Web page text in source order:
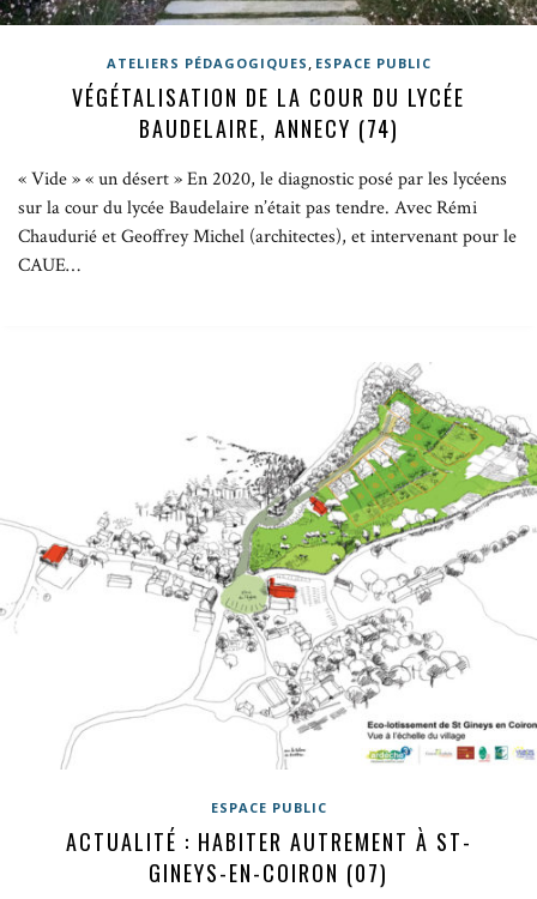
ATELIERS PÉDAGOGIQUES , ESPACE PUBLIC
VÉGÉTALISATION DE LA COUR DU LYCÉE
BAUDELAIRE, ANNECY (74)
« Vide » « un désert » En 2020, le diagnostic posé par les lycéens
sur la cour du lycée Baudelaire n’était pas tendre. Avec Rémi
Chaudurié et Geoffrey Michel (architectes), et intervenant pour le
CAUE…
ESPACE PUBLIC
ACTUALITÉ : HABITER AUTREMENT À ST-
GINEYS-EN-COIRON (07)